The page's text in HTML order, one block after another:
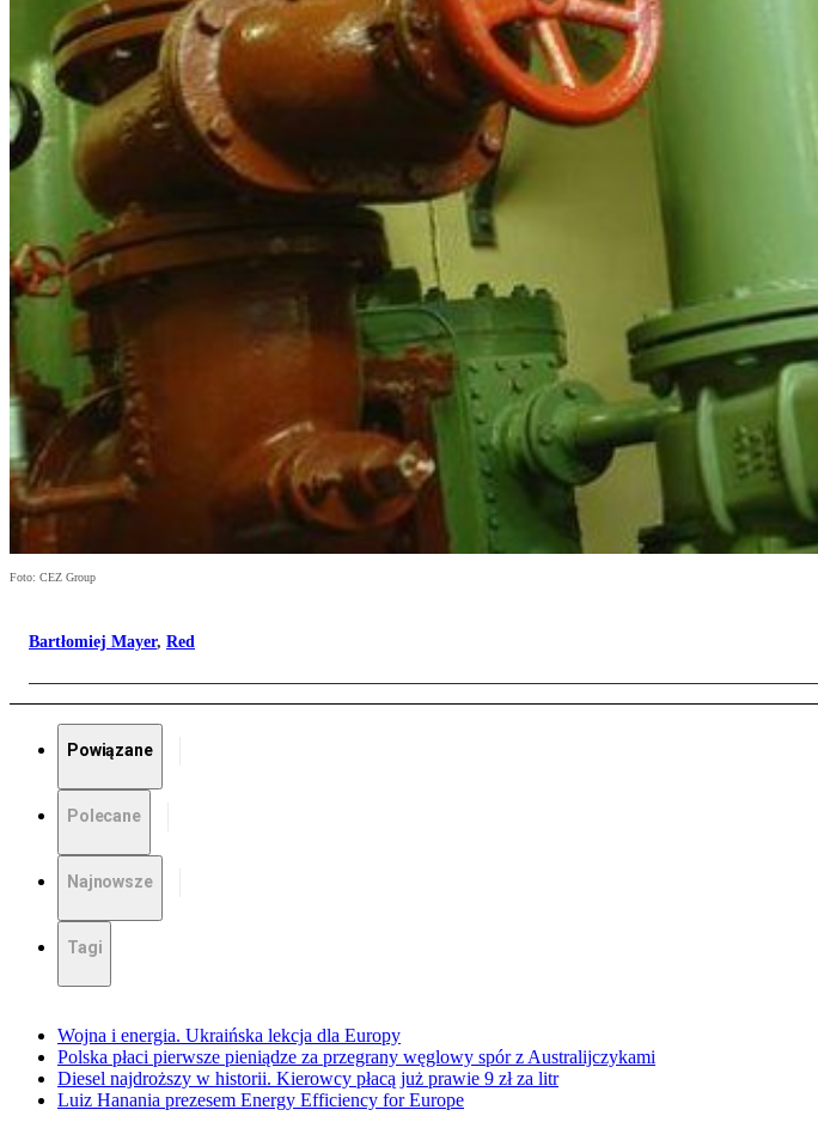
Foto: CEZ Group
Bartłomiej Mayer, Red
Powiązane
Polecane
Najnowsze
Tagi
Wojna i energia. Ukraińska lekcja dla Europy
Polska płaci pierwsze pieniądze za przegrany węglowy spór z Australijczykami
Diesel najdroższy w historii. Kierowcy płacą już prawie 9 zł za litr
Luiz Hanania prezesem Energy Efficiency for Europe